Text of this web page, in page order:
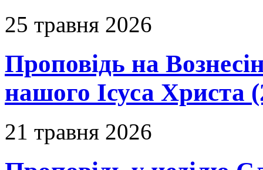
25 травня 2026
Проповідь на
нашого Ісуса Христа
21 травня 2026